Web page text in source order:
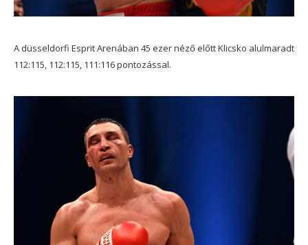
A düsseldorfi Esprit Arenában 45 ezer néző előtt Klicsko alulmaradt
112:115, 112:115, 111:116 pontozással.